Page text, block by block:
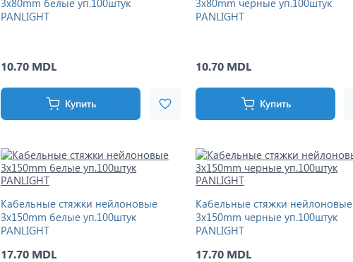
3x80mm белые уп.100штук
PANLIGHT
10.70 MDL
Купить
3x80mm черные уп.100штук
PANLIGHT
10.70 MDL
Купить
Кабельные стяжки нейлоновые
3x150mm белые уп.100штук
PANLIGHT
17.70 MDL
Кабельные стяжки нейлоновые
3x150mm черные уп.100штук
PANLIGHT
17.70 MDL